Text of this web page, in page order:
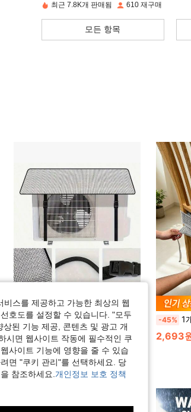
4.80 12 190
4.80 12 190
최근 7.8K개 판매됨 610 재구매
모든 항목
1,595원 절약
-32% 1개 실외 에어컨 상단 커버, 방수 자외선 차단 AC 보호 후드, 알루미늄 호일 단열 커버, 방진 방풍 조절 버클 대부분의 실외 AC 장치에 적합, 쉬운 설치, 여름 냉방 및 햇빛, 비, 눈 및 파편으로부터 연중 보호를 위한 필수품, 필수 HVAC 액세서리
3,395원
-45% 1개 미끄럼 방지
2,693
스를 제공하고 가능한 최상의 웹
호도를 설정할 수 있습니다. "모두
된 기능 제공, 콘텐츠 및 광고 개
시면 웹사이트 작동에 필수적인 쿠
사이트 기능에 영향을 줄 수 있습
면 "쿠키 관리"를 선택하세요. 당
참조하세요. 개인정보 보호 정책